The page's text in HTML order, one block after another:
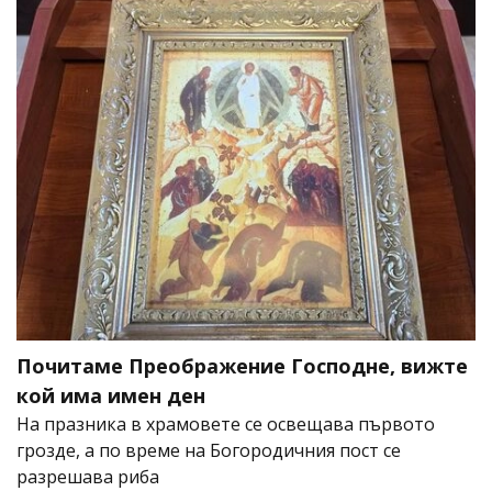
Почитаме Преображение Господне, вижте
кой има имен ден
На празника в храмовете се освещава първото
грозде, а по време на Богородичния пост се
разрешава риба